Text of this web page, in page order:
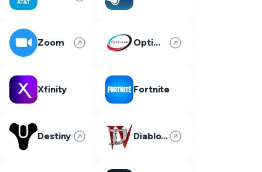
Zoom Optimum
Xfinity Fortnite
Destiny Diablo 4